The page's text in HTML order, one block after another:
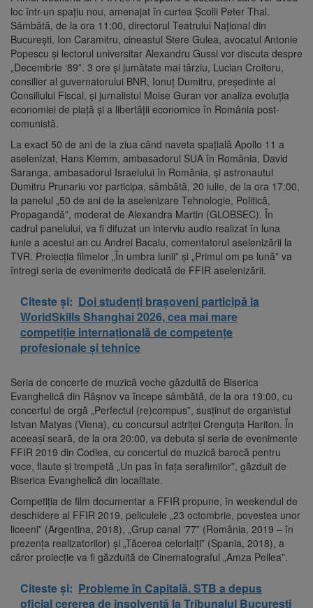
loc într-un spaţiu nou, amenajat în curtea Şcolii Peter Thal.
Sâmbătă, de la ora 11:00, directorul Teatrului Naţional din
Bucureşti, Ion Caramitru, cineastul Stere Gulea, avocatul Antonie
Popescu şi lectorul universitar Alexandru Gussi vor discuta despre
„Decembrie ‘89”. 3 ore şi jumătate mai târziu, Lucian Croitoru,
consilier al guvernatorului BNR, Ionuţ Dumitru, preşedinte al
Consiliului Fiscal, şi jurnalistul Moise Guran vor analiza evoluţia
economiei de piaţă şi a libertăţii economice în România post-
comunistă.
La exact 50 de ani de la ziua când naveta spaţială Apollo 11 a
aselenizat, Hans Klemm, ambasadorul SUA în România, David
Saranga, ambasadorul Israelului în România, şi astronautul
Dumitru Prunariu vor participa, sâmbătă, 20 iulie, de la ora 17:00,
la panelul „50 de ani de la aselenizare Tehnologie, Politică,
Propagandă”, moderat de Alexandra Martin (GLOBSEC). În
cadrul panelului, va fi difuzat un interviu audio realizat în luna
iunie a acestui an cu Andrei Bacalu, comentatorul aselenizării la
TVR. Proiecţia filmelor „În umbra lunii” şi „Primul om pe lună” va
întregi seria de evenimente dedicată de FFIR aselenizării.
Citeste și: Doi studenți brașoveni participă la
WorldSkills Shanghai 2026, cea mai mare
competiție internațională de competențe
profesionale și tehnice
Seria de concerte de muzică veche găzduită de Biserica
Evanghelică din Râşnov va începe sâmbătă, de la ora 19:00, cu
concertul de orgă „Perfectul (re)compus”, susţinut de organistul
Istvan Matyas (Viena), cu concursul actriţei Crenguţa Hariton. În
aceeaşi seară, de la ora 20:00, va debuta şi seria de evenimente
FFIR 2019 din Codlea, cu concertul de muzică barocă pentru
voce, flaute şi trompetă „Un pas în faţa serafimilor”, găzduit de
Biserica Evanghelică din localitate.
Competiţia de film documentar a FFIR propune, în weekendul de
deschidere al FFIR 2019, peliculele „23 octombrie, povestea unor
liceeni” (Argentina, 2018), „Grup canal ‘77” (România, 2019 – în
prezenţa realizatorilor) şi „Tăcerea celorlalţi” (Spania, 2018), a
căror proiecţie va fi găzduită de Cinematograful „Amza Pellea”.
Citeste și: Probleme în Capitală. STB a depus
oficial cererea de insolvență la Tribunalul București